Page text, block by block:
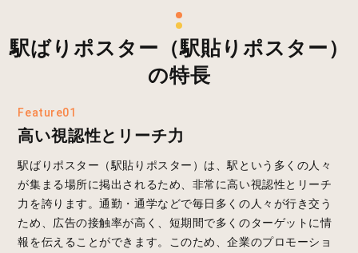
駅ばりポスター（駅貼りポスター）
の特長
Feature01
高い視認性とリーチ力
駅ばりポスター（駅貼りポスター）は、駅という多くの人々
が集まる場所に掲出されるため、非常に高い視認性とリーチ
力を誇ります。通勤・通学などで毎日多くの人々が行き交う
ため、広告の接触率が高く、短期間で多くのターゲットに情
報を伝えることができます。このため、企業のプロモーショ